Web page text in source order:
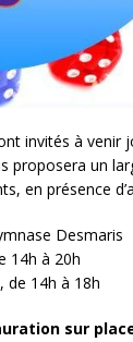
invités à venir
proposera un
en présence
Desmaris
14h à 20h
de 14h à 18h
sur